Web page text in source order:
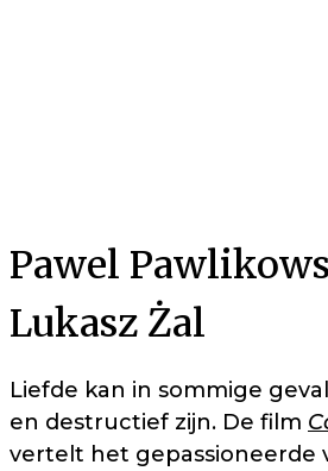
Pawel
Lukasz Żal
Liefde kan in sommige
en destructief zijn. De film
vertelt het gepassioneerde